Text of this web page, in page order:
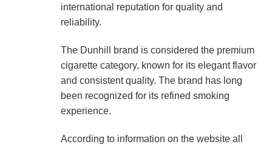
international reputation for quality and
reliability.
The Dunhill brand is considered the premium
cigarette category, known for its elegant flavor
and consistent quality. The brand has long
been recognized for its refined smoking
experience.
According to information on the website all